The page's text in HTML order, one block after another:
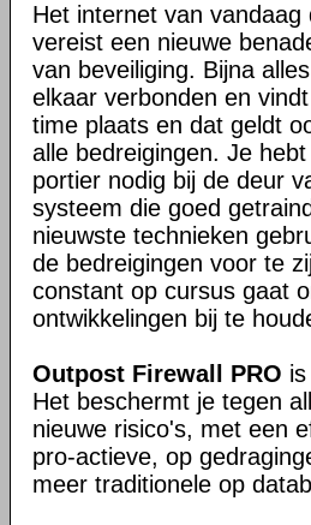
Het internet van vandaag
vereist een nieuwe
van beveiliging. Bijna
elkaar verbonden en
time plaats en dat geldt
alle bedreigingen. Je hebt
portier nodig bij de deur
systeem die goed
nieuwste technieken
de bedreigingen voor te
constant op cursus gaat
ontwikkelingen bij te
Outpost Firewall PRO
Het beschermt je tegen
nieuwe risico's, met een
pro-actieve, op
meer traditionele op